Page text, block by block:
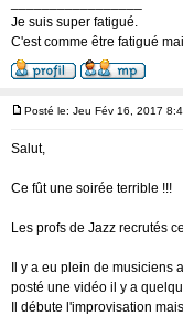
Je suis super fatigué.
C'est comme être fatigué
Posté le: Jeu Fév 16, 2017
Salut,
Ce fût une soirée terrible !!!
Les profs de Jazz recrutés
Il y a eu plein de
posté une vidéo il y a
Il débute l'improvisation